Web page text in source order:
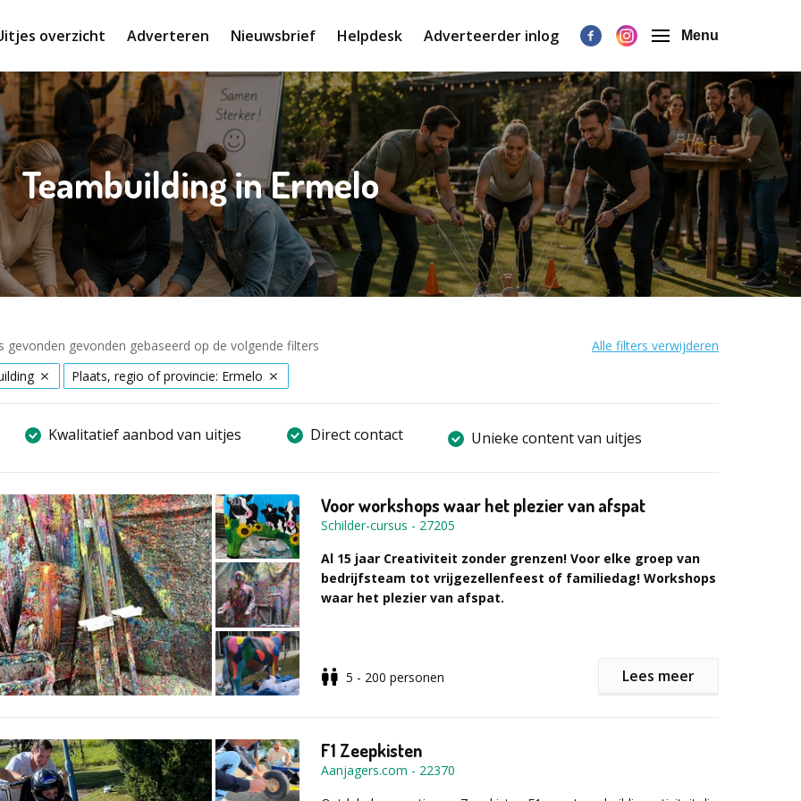
overzicht Adverteren Nieuwsbrief Helpdesk Adverteerder inlog Menu
Teambuilding in Ermelo
gevonden gevonden gebaseerd op de volgende filters
Alle filters verwijderen
Plaats, regio of provincie: Ermelo
Kwalitatief aanbod van uitjes Direct contact Unieke content van uitjes
Voor workshops waar het plezier van afspat
Schilder-cursus - 27205
Al 15 jaar Creativiteit zonder grenzen! Voor elke groep van
bedrijfsteam tot vrijgezellenfeest of familiedag! Workshops
waar het plezier van afspat.
dan 15 jaar ervaring
is Schilder-cursus.nl hét adres voor alles wat
schilderen
maakt: wij maken het mogelijk.
5 - 200 personen Lees meer
F1 Zeepkisten
Aanjagers.com - 22370